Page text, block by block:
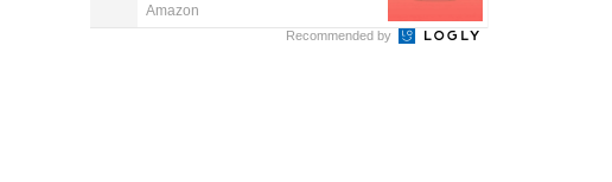
Amazon
Recommended by